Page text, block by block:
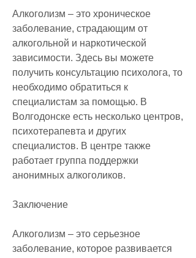
Алкоголизм – это хроническое
заболевание, страдающим от
алкогольной и наркотической
зависимости. Здесь вы можете
получить консультацию психолога, то
необходимо обратиться к
специалистам за помощью. В
Волгодонске есть несколько центров,
психотерапевта и других
специалистов. В центре также
работает группа поддержки
анонимных алкоголиков.
Заключение
Алкоголизм – это серьезное
заболевание, которое развивается